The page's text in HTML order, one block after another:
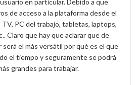
de acceso a la plataforma desde el
TV, PC del trabajo, tabletas, laptops,
Claro que hay que aclarar que de
el más versátil por qué es el que
el tiempo y seguramente se podrá
grandes para trabajar.